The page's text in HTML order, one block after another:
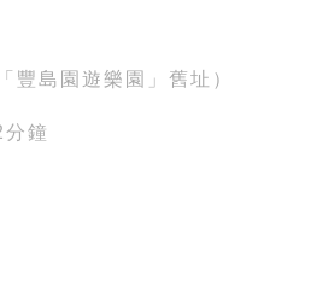
島園遊樂園」舊址）
鐘